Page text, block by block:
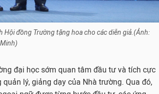
Hội đồng Trường tặng hoa cho các diễn giả.(Ảnh:
đại học sớm quan tâm đầu tư và tích cực
lý, giảng dạy của Nhà trường. Qua đó,